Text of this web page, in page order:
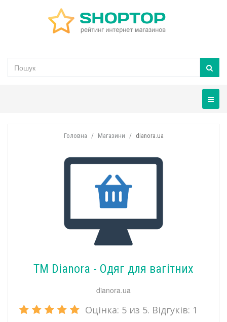
Головна Магазини dianora.ua
TM Dianora - Одяг для вагітних
dianora.ua
Оцінка: 5 из 5. Відгуків: 1